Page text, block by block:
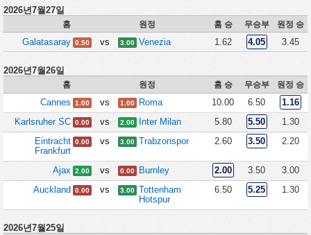
2026년7월27일
홈 원정 홈 승 무승부 원정 승
Galatasaray 0.50 vs 3.00 Venezia 1.62 4.05 3.45
2026년7월26일
홈 원정 홈 승 무승부 원정 승
Cannes 1.00 vs 1.00 Roma 10.00 6.50
1.16
Karlsruher SC 0.00 vs 2.00 Inter Milan 5.80 5.50
1.30
Eintracht
Frankfurt
0.00 vs 3.00 Trabzonspor 2.60 3.50 2.20
Ajax 2.00 vs 0.00 Burnley 2.00 3.50
3.00
Auckland
0.00 vs 3.00 Tottenham
Hotspur
6.50 5.25 1.30
2026년7월25일